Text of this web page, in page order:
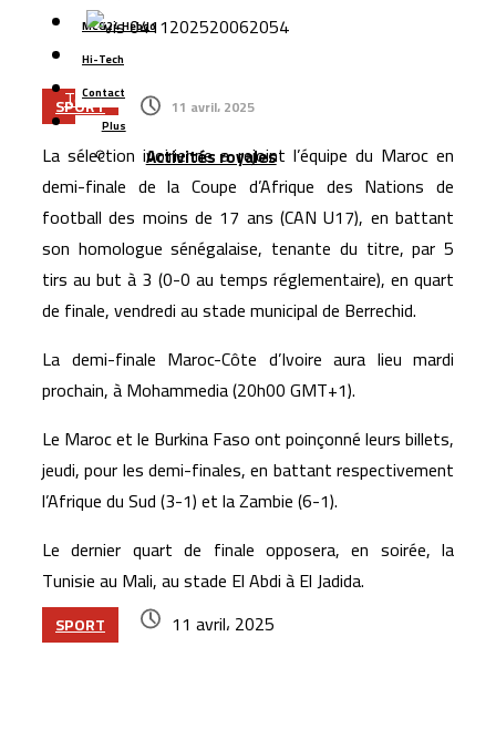
obligataire pour financer sa croissance
TGCC décroche le marché de reconstruction du stade
Tessema à Casablanca pour 1,8 milliard de dirhams
Casablanca : l’aéroport Mohammed V raccordé à la LGV
Cap Holding renforce sa présence dans
l’agroalimentaire avec l’acquisition de Forafric Maroc
Les ventes de voitures dépassent 152.000 unités au
Maroc, portées par les modèles électriques et les
marques chinoises
Le Maroc se classe 106ᵉ au monde dans l’indice
mondial de résidence 2026
MCG24 Hebdo
Hi-Tech
Contact
Plus
Activités royales
SPORT 11 avril، 2025
La sélection ivoirienne a rejoint l’équipe du Maroc en
demi-finale de la Coupe d’Afrique des Nations de
football des moins de 17 ans (CAN U17), en battant
son homologue sénégalaise, tenante du titre, par 5
tirs au but à 3 (0-0 au temps réglementaire), en quart
de finale, vendredi au stade municipal de Berrechid.
La demi-finale Maroc-Côte d’Ivoire aura lieu mardi
prochain, à Mohammedia (20h00 GMT+1).
Le Maroc et le Burkina Faso ont poinçonné leurs billets,
jeudi, pour les demi-finales, en battant respectivement
l’Afrique du Sud (3-1) et la Zambie (6-1).
Le dernier quart de finale opposera, en soirée, la
Tunisie au Mali, au stade El Abdi à El Jadida.
SPORT 11 avril، 2025